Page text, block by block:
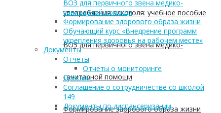
употребления алкоголя: учебное пособие
ВОЗ для первичного звена медико-
санитарной помощи
Формирование здорового образа жизни
ВОЗ для первичного звена медико-
санитарной помощи
Формирование здорового образа жизни
Обучающий курс «Внедрение программ
укрепления здоровья на рабочем месте»
Документы
Отчеты
Отчеты о мониторинге
Приказы
Соглашение о сотрудничестве со школой
149
Документы по диспансеризации